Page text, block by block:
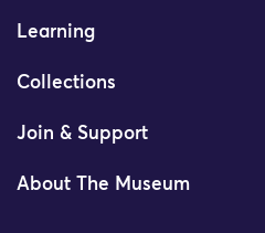
Learning
Collections
Join & Support
About The Museum